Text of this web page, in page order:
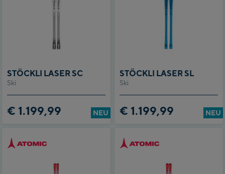
Ski
STÖCKLI LASER SC
€ 1.199,99 NEU
Ski
STÖCKLI LASER SL
€ 1.199,99 NEU